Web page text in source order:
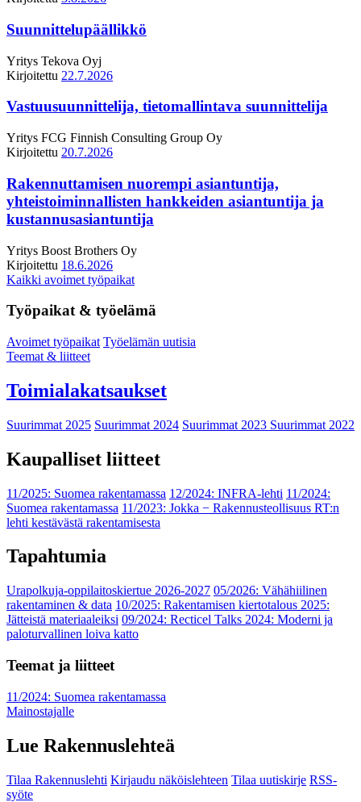
Suunnittelupäällikkö
Yritys Tekova Oyj
Kirjoitettu 22.7.2026
Vastuusuunnittelija, tietomallintava suunnittelija
Yritys FCG Finnish Consulting Group Oy
Kirjoitettu 20.7.2026
Rakennuttamisen nuorempi asiantuntija,
yhteistoiminnallisten hankkeiden asiantuntija ja
kustannusasiantuntija
Yritys Boost Brothers Oy
Kirjoitettu 18.6.2026
Kaikki avoimet työpaikat
Työpaikat & työelämä
Avoimet työpaikat Työelämän uutisia
Teemat & liitteet
Toimialakatsaukset
Suurimmat 2025 Suurimmat 2024 Suurimmat 2023 Suurimmat 2022
Kaupalliset liitteet
11/2025: Suomea rakentamassa 12/2024: INFRA-lehti 11/2024:
Suomea rakentamassa 11/2023: Jokka − Rakennusteollisuus RT:n
lehti kestävästä rakentamisesta
Tapahtumia
Urapolkuja-oppilaitoskiertue 2026-2027 05/2026: Vähähiilinen
rakentaminen & data 10/2025: Rakentamisen kiertotalous 2025:
Jätteistä materiaaleiksi 09/2024: Recticel Talks 2024: Moderni ja
paloturvallinen loiva katto
Teemat ja liitteet
11/2024: Suomea rakentamassa
Mainostajalle
Lue Rakennuslehteä
Tilaa Rakennuslehti Kirjaudu näköislehteen Tilaa uutiskirje RSS-
syöte